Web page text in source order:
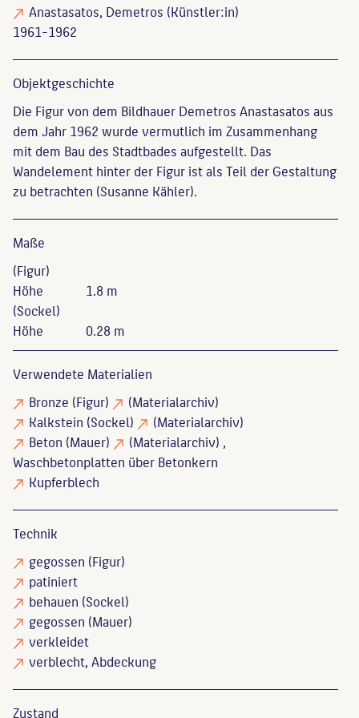
Anastasatos, Demetros (Künstler:in)
1961-1962
Objekt­geschichte
Die Figur von dem Bildhauer Demetros Anastasatos aus
dem Jahr 1962 wurde vermutlich im Zusammenhang
mit dem Bau des Stadtbades aufgestellt. Das
Wandelement hinter der Figur ist als Teil der Gestaltung
zu betrachten (Susanne Kähler).
Maße
(Figur)
Höhe
(Sockel)
Höhe
1.8 m
0.28 m
Verwendete Materialien
Bronze (Figur)
(Materialarchiv)
Kalkstein (Sockel)
(Materialarchiv)
Beton (Mauer) (Materialarchiv) ,
Waschbetonplatten über Betonkern
Kupferblech
Technik
gegossen (Figur)
patiniert
behauen (Sockel)
gegossen (Mauer)
verkleidet
verblecht, Abdeckung
Zustand